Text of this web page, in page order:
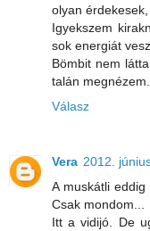
olyan
Igyekszem
sok energiát
Bömbit nem
talán megnézem.
Válasz
Vera 2012.
A muskátli
Csak mondom...
Itt a vidijó. De